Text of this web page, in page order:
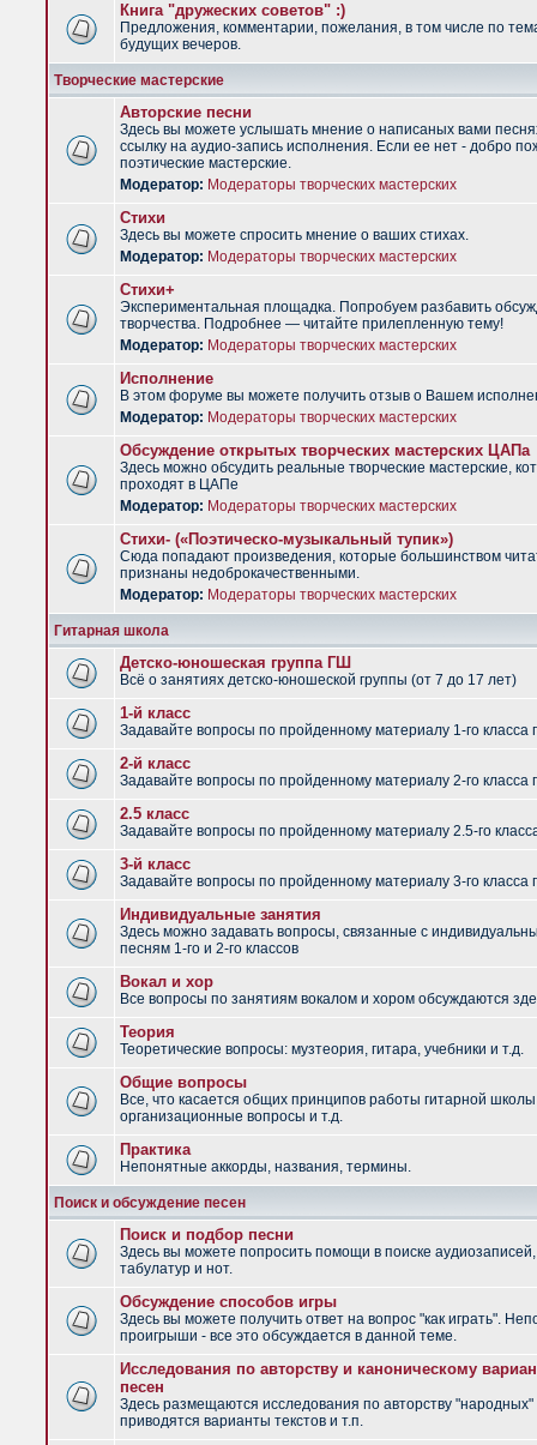
Книга "дружеских советов" :)
Предложения, комментарии, пожелания, в том числе по
будущих вечеров.
Творческие мастерские
Авторские песни
Здесь вы можете услышать мнение о написаных вами
ссылку на аудио-запись исполнения. Если ее нет - добро
поэтические мастерские.
Модератор: Модераторы творческих мастерских
Стихи
Здесь вы можете спросить мнение о ваших стихах.
Модератор: Модераторы творческих мастерских
Стихи+
Экспериментальная площадка. Попробуем разбавить
творчества. Подробнее — читайте прилепленную тему!
Модератор: Модераторы творческих мастерских
Исполнение
В этом форуме вы можете получить отзыв о Вашем
Модератор: Модераторы творческих мастерских
Обсуждение открытых творческих мастерских ЦАПа
Здесь можно обсудить реальные творческие мастерские,
проходят в ЦАПе
Модератор: Модераторы творческих мастерских
Стихи- («Поэтическо-музыкальный тупик»)
Сюда попадают произведения, которые большинством
признаны недоброкачественными.
Модератор: Модераторы творческих мастерских
Гитарная школа
Детско-юношеская группа ГШ
Всё о занятиях детско-юношеской группы (от 7 до 17 лет)
1-й класс
Задавайте вопросы по пройденному материалу 1-го класса
2-й класс
Задавайте вопросы по пройденному материалу 2-го класса
2.5 класс
Задавайте вопросы по пройденному материалу 2.5-го
3-й класс
Задавайте вопросы по пройденному материалу 3-го класса
Индивидуальные занятия
Здесь можно задавать вопросы, связанные с
песням 1-го и 2-го классов
Вокал и хор
Все вопросы по занятиям вокалом и хором обсуждаются
Теория
Теоретические вопросы: музтеория, гитара, учебники и т.д.
Общие вопросы
Все, что касается общих принципов работы гитарной
организационные вопросы и т.д.
Практика
Непонятные аккорды, названия, термины.
Поиск и обсуждение песен
Поиск и подбор песни
Здесь вы можете попросить помощи в поиске аудиозаписей,
табулатур и нот.
Обсуждение способов игры
Здесь вы можете получить ответ на вопрос "как играть".
проигрыши - все это обсуждается в данной теме.
Исследования по авторству и каноническому
песен
Здесь размещаются исследования по авторству "народных"
приводятся варианты текстов и т.п.